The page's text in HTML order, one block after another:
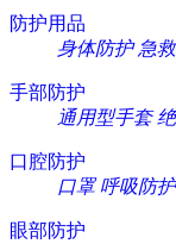
防护用品
身体防护 急
手部防护
通用型手套
口腔防护
口罩 呼吸防
眼部防护